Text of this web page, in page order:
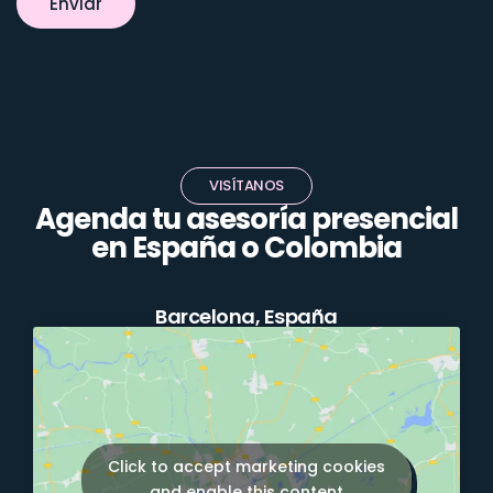
VISÍTANOS
Agenda tu asesoría presencial
en España o Colombia
Barcelona, España
Click to accept marketing cookies